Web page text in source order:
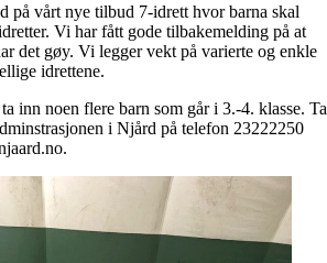
på vårt nye tilbud 7-idrett hvor barna skal
Vi har fått gode tilbakemelding på at
det gøy. Vi legger vekt på varierte og enkle
idrettene.
inn noen flere barn som går i 3.-4. klasse.
i Njård på telefon 23222250